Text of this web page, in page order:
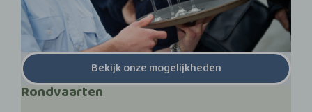
Bekijk onze mogelijkheden
Rondvaarten